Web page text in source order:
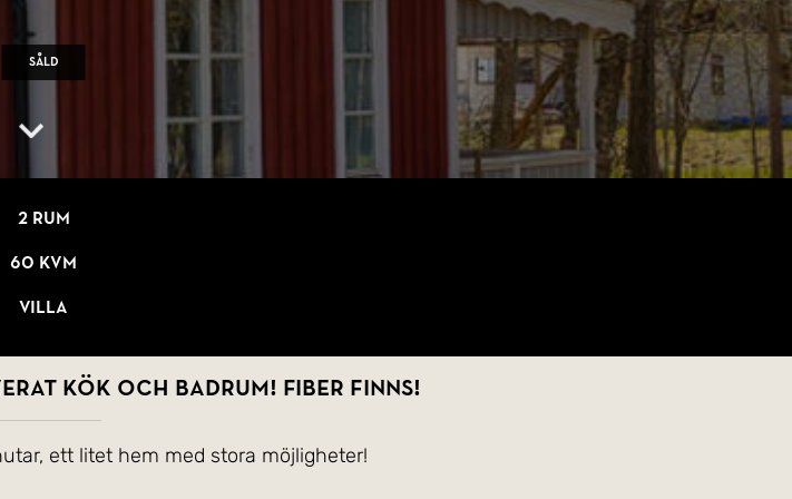
Såld
2 rum
60 kvm
Villa
kök och badrum! Fiber finns!
ett litet hem med stora möjligheter!